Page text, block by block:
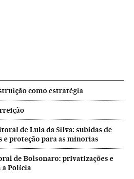
como estratégia
de Lula da Silva: subidas de
e proteção para as minorias
de Bolsonaro: privatizações e
Polícia